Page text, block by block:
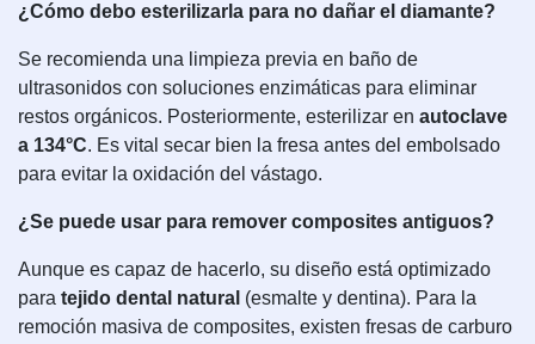
¿Cómo debo esterilizarla para no dañar el diamante?
Se recomienda una limpieza previa en baño de
ultrasonidos con soluciones enzimáticas para eliminar
restos orgánicos. Posteriormente, esterilizar en autoclave
a 134°C. Es vital secar bien la fresa antes del embolsado
para evitar la oxidación del vástago.
¿Se puede usar para remover composites antiguos?
Aunque es capaz de hacerlo, su diseño está optimizado
para tejido dental natural (esmalte y dentina). Para la
remoción masiva de composites, existen fresas de carburo